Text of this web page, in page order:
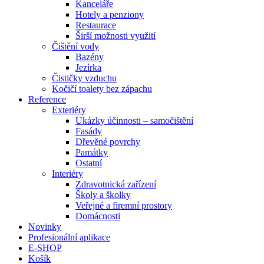
Kanceláře
Hotely a penziony
Restaurace
Širší možnosti využití
Čištění vody
Bazény
Jezírka
Čističky vzduchu
Kočičí toalety bez zápachu
Reference
Exteriéry
Ukázky účinnosti – samočištění
Fasády
Dřevěné povrchy
Památky
Ostatní
Interiéry
Zdravotnická zařízení
Školy a školky
Veřejné a firemní prostory
Domácnosti
Novinky
Profesionální aplikace
E-SHOP
Košík